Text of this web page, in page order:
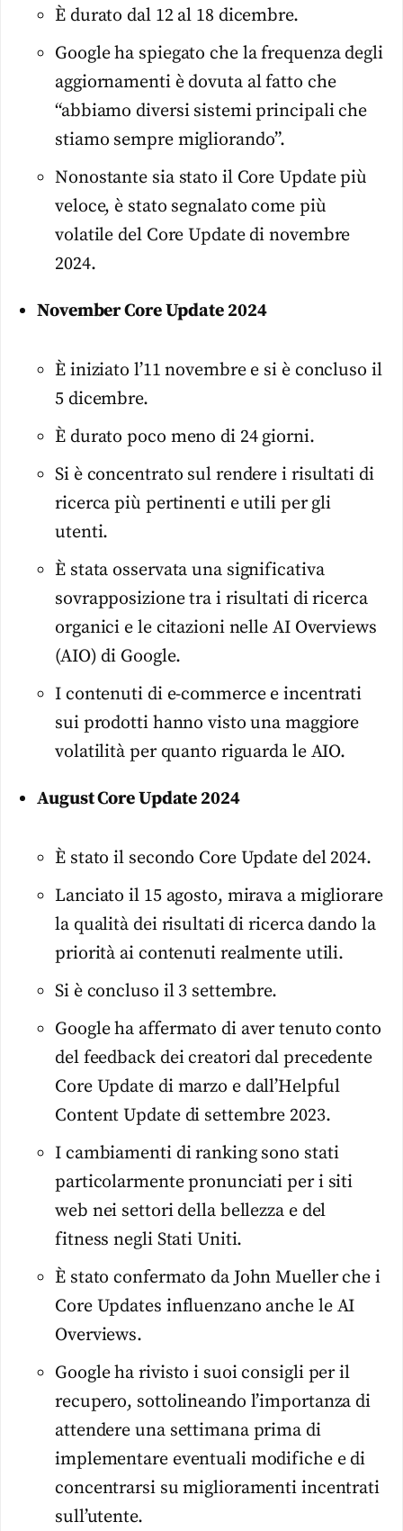
È durato dal 12 al 18 dicembre.
Google ha spiegato che la frequenza degli
aggiornamenti è dovuta al fatto che
“abbiamo diversi sistemi principali che
stiamo sempre migliorando”.
Nonostante sia stato il Core Update più
veloce, è stato segnalato come più
volatile del Core Update di novembre
2024.
November Core Update 2024
È iniziato l’11 novembre e si è concluso il
5 dicembre.
È durato poco meno di 24 giorni.
Si è concentrato sul rendere i risultati di
ricerca più pertinenti e utili per gli
utenti.
È stata osservata una significativa
sovrapposizione tra i risultati di ricerca
organici e le citazioni nelle AI Overviews
(AIO) di Google.
I contenuti di e-commerce e incentrati
sui prodotti hanno visto una maggiore
volatilità per quanto riguarda le AIO.
August Core Update 2024
È stato il secondo Core Update del 2024.
Lanciato il 15 agosto, mirava a migliorare
la qualità dei risultati di ricerca dando la
priorità ai contenuti realmente utili.
Si è concluso il 3 settembre.
Google ha affermato di aver tenuto conto
del feedback dei creatori dal precedente
Core Update di marzo e dall’Helpful
Content Update di settembre 2023.
I cambiamenti di ranking sono stati
particolarmente pronunciati per i siti
web nei settori della bellezza e del
fitness negli Stati Uniti.
È stato confermato da John Mueller che i
Core Updates influenzano anche le AI
Overviews.
Google ha rivisto i suoi consigli per il
recupero, sottolineando l’importanza di
attendere una settimana prima di
implementare eventuali modifiche e di
concentrarsi su miglioramenti incentrati
sull’utente.